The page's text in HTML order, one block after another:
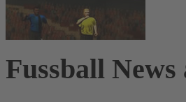
Fussball